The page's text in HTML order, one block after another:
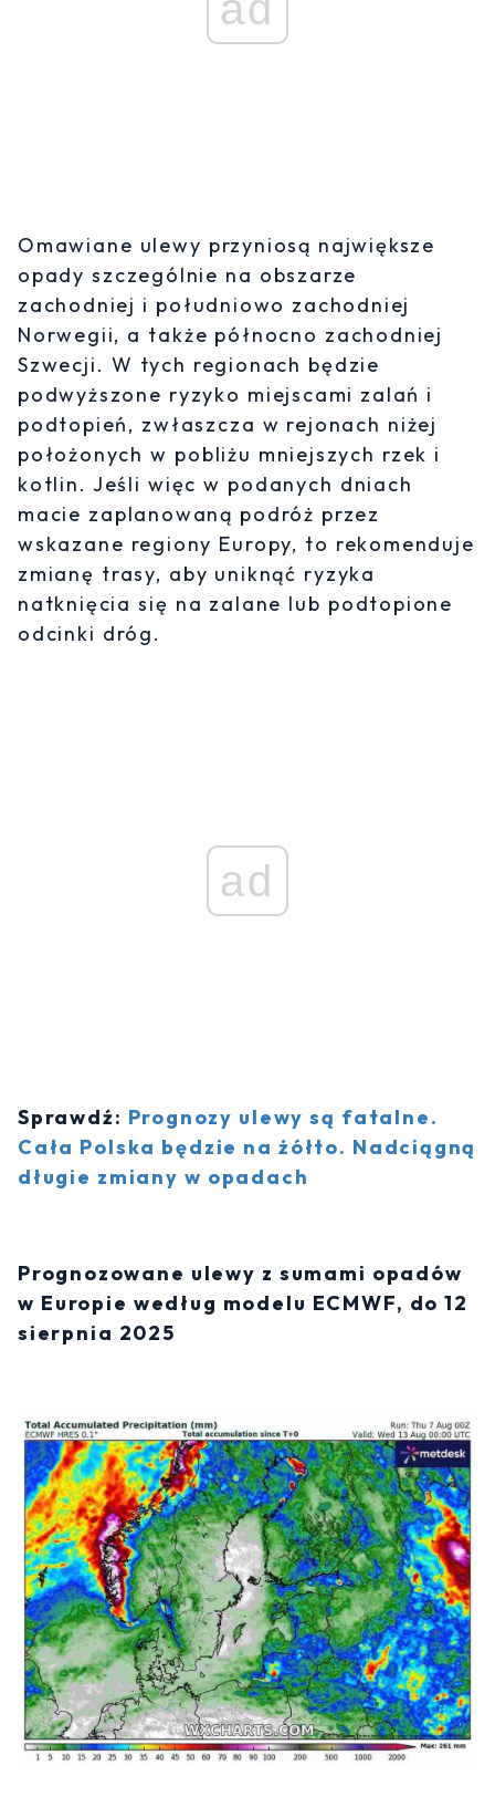
Omawiane ulewy przyniosą największe
opady szczególnie na obszarze
zachodniej i południowo zachodniej
Norwegii, a także północno zachodniej
Szwecji. W tych regionach będzie
podwyższone ryzyko miejscami zalań i
podtopień, zwłaszcza w rejonach niżej
położonych w pobliżu mniejszych rzek i
kotlin. Jeśli więc w podanych dniach
macie zaplanowaną podróż przez
wskazane regiony Europy, to rekomenduje
zmianę trasy, aby uniknąć ryzyka
natknięcia się na zalane lub podtopione
odcinki dróg.
ad
Sprawdź: Prognozy ulewy są fatalne.
Cała Polska będzie na żółto. Nadciągną
długie zmiany w opadach
Prognozowane ulewy z sumami opadów
w Europie według modelu ECMWF, do 12
sierpnia 2025